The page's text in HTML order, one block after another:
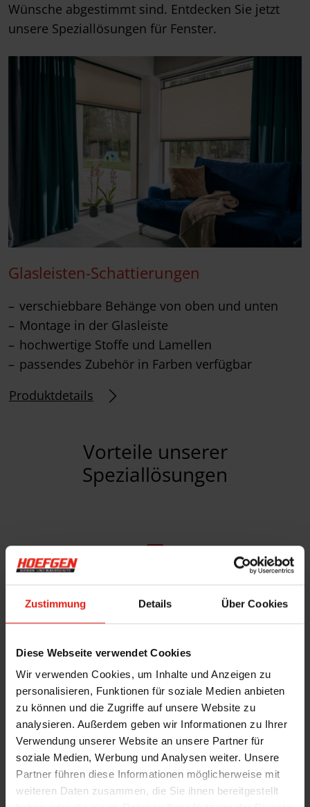
Zustimmung Details Über Cookies
Diese Webseite verwendet Cookies
Wir verwenden Cookies, um Inhalte und Anzeigen zu
personalisieren, Funktionen für soziale Medien anbieten
zu können und die Zugriffe auf unsere Website zu
analysieren. Außerdem geben wir Informationen zu Ihrer
Verwendung unserer Website an unsere Partner für
soziale Medien, Werbung und Analysen weiter. Unsere
Partner führen diese Informationen möglicherweise mit
weiteren Daten zusammen, die Sie ihnen bereitgestellt
Wünsche abgestimmt sind. Entdecken Sie jetzt
unsere Speziallösungen für Fenster.
Glasleisten-Schattierungen
verschiebbare Behänge von oben und unten
Montage in der Glasleiste
hochwertige Stoffe und Lamellen
passendes Zubehör in Farben verfügbar
Produktdetails
Vorteile unserer
Speziallösungen
Einsatzmöglichkeiten für Fenster aller Größen und
Formen.
Individuelle Anpassung mit vielfältigen Farben,
Mustern und Stoffen.